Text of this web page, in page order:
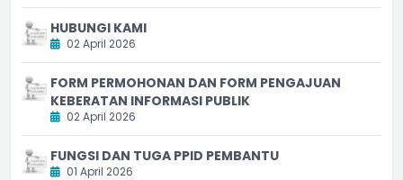
HUBUNGI KAMI
02 April 2026
FORM PERMOHONAN DAN FORM PENGAJUAN
KEBERATAN INFORMASI PUBLIK
02 April 2026
FUNGSI DAN TUGA PPID PEMBANTU
01 April 2026